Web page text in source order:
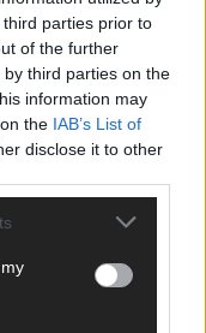
parties prior to
of the further
third parties on the
information may
the IAB’s List of
disclose it to other
Eurovision-
steht – alle 25 Acts